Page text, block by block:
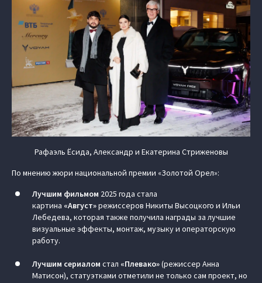
Рафаэль Ёсида, Александр и Екатерина Стриженовы
По мнению жюри национальной премии «Золотой Орел»:
Лучшим фильмом 2025 года стала
картина «Август»режиссеров Никиты Высоцкого и Ильи
Лебедева, которая также получила награды за лучшие
визуальные эффекты, монтаж, музыку и операторскую
работу.
Лучшим сериалом стал «Плевако»(режиссер Анна
Матисон), статуэтками отметили не только сам проект, но